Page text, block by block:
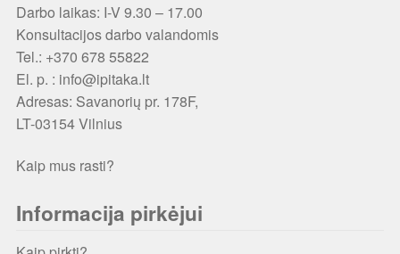
Darbo laikas: I-V 9.30 – 17.00
Konsultacijos darbo valandomis
Tel.: +370 678 55822
El. p. : info@ipitaka.lt
Adresas: Savanorių pr. 178F,
LT-03154 Vilnius
Kaip mus rasti?
Informacija pirkėjui